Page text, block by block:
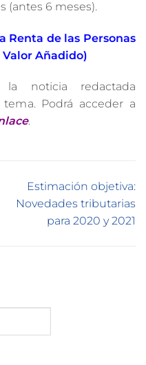
(antes 6 meses).
Renta de las Personas
Valor Añadido)
noticia redactada
Podrá acceder a
.
Estimación objetiva:
Novedades tributarias
para 2020 y 2021